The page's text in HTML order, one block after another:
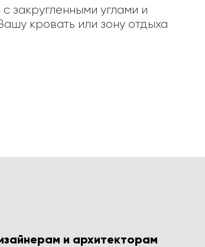
закругленными углами и
кровать или зону отдыха
и архитекторам